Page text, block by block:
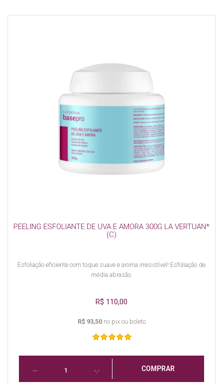
PEELING ESFOLIANTE DE UVA E AMORA 300G LA VERTUAN*
(C)
Esfoliação eficiente com toque suave e aroma irresistível! Esfoliação de
média abrasão.
R$ 110,00
R$ 93,50no pix ou boleto
COMPRAR